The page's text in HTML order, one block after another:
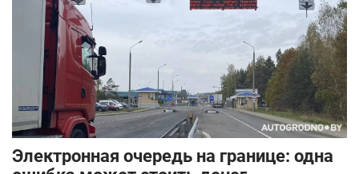
Электронная очередь на границе: одна